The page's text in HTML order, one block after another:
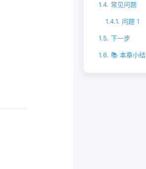
1.4. 常见问题
1.4.1. 问题 1
1.5. 下一步
1.6. 📚 本章小结